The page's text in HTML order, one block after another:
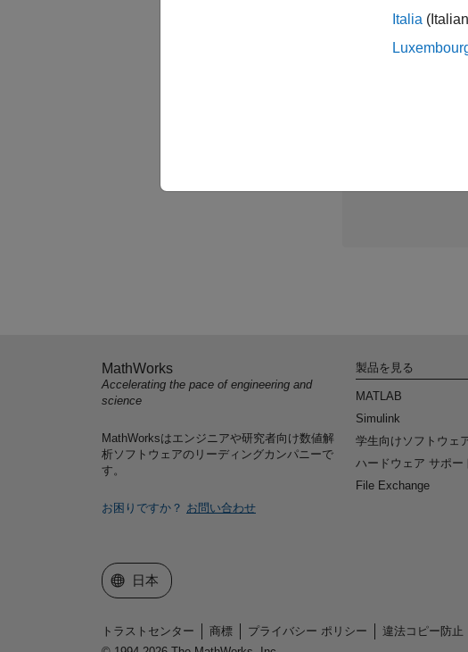
1Italia
MathWorks
Accelerating the pace of engineering and
science
MathWorksはエンジニアや研究者向け数値解
析ソフトウェアのリーディングカンパニーで
す。
お困りですか？ お問い合わせ
製品を見る
MATLAB
Simulink
学生向けソフトウェ
ハードウェア サポー
File Exchange
Web サイトの選択
日本
トラストセンター 商標 プライバシー ポリシー 違法コピー防止